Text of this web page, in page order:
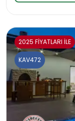
2025 FİYATLARI İLE
KAV472